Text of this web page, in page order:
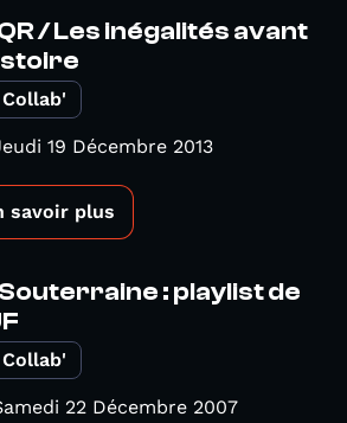
/ Les inégalités avant
Collab'
19 Décembre 2013
savoir plus
: playlist de
Collab'
22 Décembre 2007